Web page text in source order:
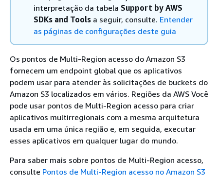
interpretação da tabela Support by AWS
SDKs and Tools a seguir, consulte. Entender
as páginas de configurações deste guia
Os pontos de Multi-Region acesso do Amazon S3
fornecem um endpoint global que os aplicativos
podem usar para atender às solicitações de buckets do
Amazon S3 localizados em vários. Regiões da AWS Você
pode usar pontos de Multi-Region acesso para criar
aplicativos multirregionais com a mesma arquitetura
usada em uma única região e, em seguida, executar
esses aplicativos em qualquer lugar do mundo.
Para saber mais sobre pontos de Multi-Region acesso,
consulte Pontos de Multi-Region acesso no Amazon S3